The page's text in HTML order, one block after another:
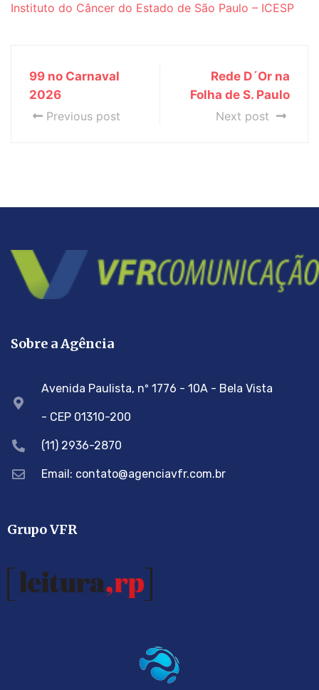
Instituto do Câncer do Estado de São Paulo – ICESP
99 no Carnaval
2026
Previous post
Rede D´Or na
Folha de S. Paulo
Next post
Sobre a Agência
Avenida Paulista, nº 1776 - 10A - Bela Vista
- CEP 01310-200
(11) 2936-2870
Email: contato@agenciavfr.com.br
Grupo VFR